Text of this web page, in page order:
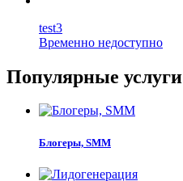
test3
Временно недоступно
Популярные услуги
Блогеры, SMM